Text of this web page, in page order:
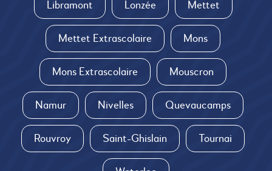
Libramont Lonzée Mettet
Mettet Extrascolaire Mons
Mons Extrascolaire Mouscron
Namur Nivelles Quevaucamps
Rouvroy Saint-Ghislain Tournai